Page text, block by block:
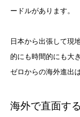
ードルがあります。
日本から出張して現
的にも時間的にも大
ゼロからの海外進出
海外で直面す